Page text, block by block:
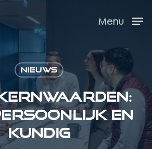
Menu
Nieuws
en
kundig